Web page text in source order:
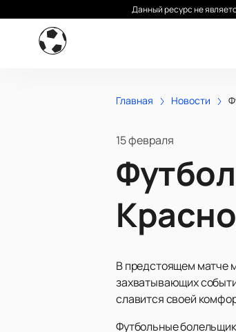
Данный ресурс не
Главная Новости
15 февраля
В предстоящем матче
захватывающих
славится своей
Футбольные